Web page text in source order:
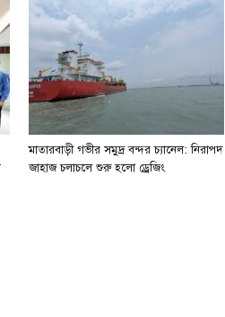
মাতারবাড়ী গভীর সমুদ্র বন্দর চ্যানেল: নিরাপদ
জাহাজ চলাচলে শুরু হলো ড্রেজিং